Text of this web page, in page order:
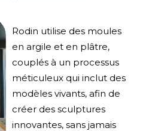
Rodin utilise des moules
en argile et en plâtre,
couplés à un processus
méticuleux qui inclut des
modèles vivants, afin de
créer des sculptures
innovantes, sans jamais